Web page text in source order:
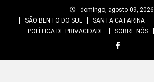
domingo, agosto 09, 2026
SÃO BENTO DO SUL
SANTA CATARINA
POLÍTICA DE PRIVACIDADE
SOBRE NÓS